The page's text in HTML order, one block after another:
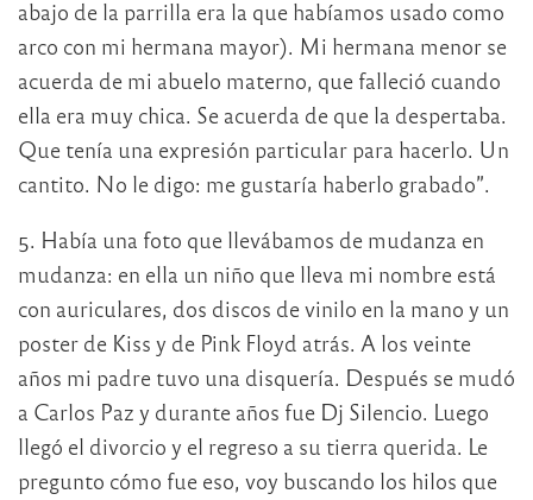
abajo de la parrilla era la que habíamos usado como
arco con mi hermana mayor). Mi hermana menor se
acuerda de mi abuelo materno, que falleció cuando
ella era muy chica. Se acuerda de que la despertaba.
Que tenía una expresión particular para hacerlo. Un
cantito. No le digo: me gustaría haberlo grabado”.
5. Había una foto que llevábamos de mudanza en
mudanza: en ella un niño que lleva mi nombre está
con auriculares, dos discos de vinilo en la mano y un
poster de Kiss y de Pink Floyd atrás. A los veinte
años mi padre tuvo una disquería. Después se mudó
a Carlos Paz y durante años fue Dj Silencio. Luego
llegó el divorcio y el regreso a su tierra querida. Le
pregunto cómo fue eso, voy buscando los hilos que